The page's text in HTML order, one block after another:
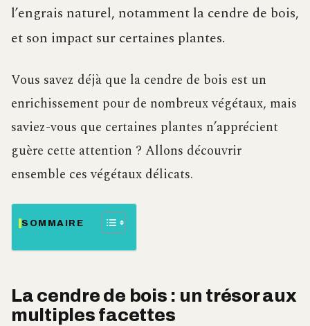
l’engrais naturel, notamment la cendre de bois,
et son impact sur certaines plantes.
Vous savez déjà que la cendre de bois est un
enrichissement pour de nombreux végétaux, mais
saviez-vous que certaines plantes n’apprécient
guère cette attention ? Allons découvrir
ensemble ces végétaux délicats.
SOMMAIRE
La cendre de bois : un trésor aux
multiples facettes